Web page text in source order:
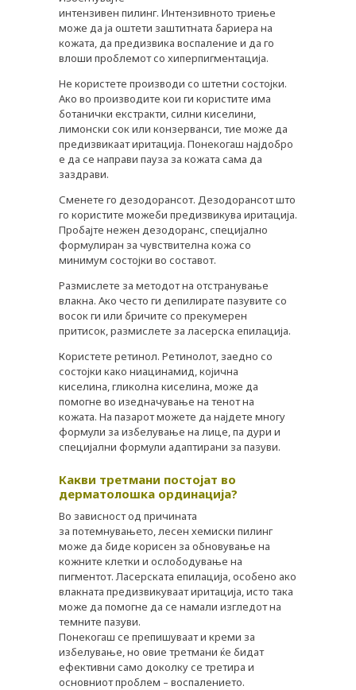
интензивен пилинг. Интензивното триење
може да ја оштети заштитната бариера на
кожата, да предизвика воспаление и да го
влоши проблемот со хиперпигментација.
Не користете производи со штетни состојки.
Ако во производите кои ги користите има
ботанички екстракти, силни киселини,
лимонски сок или конзерванси, тие може да
предизвикаат иритација. Понекогаш најдобро
е да се направи пауза за кожата сама да
заздрави.
Сменете го дезодорансот. Дезодорансот што
го користите можеби предизвикува иритација.
Пробајте нежен дезодоранс, специјално
формулиран за чувствителна кожа со
минимум состојки во составот.
Размислете за методот на отстранување
влакна. Ако често ги депилирате пазувите со
восок ги или бричите со прекумерен
притисок, размислете за ласерска епилација.
Користете ретинол. Ретинолот, заедно со
состојки како ниацинамид, којична
киселина, гликолна киселина, може да
помогне во изедначување на тенот на
кожата. На пазарот можете да најдете многу
формули за избелување на лице, па дури и
специјални формули адаптирани за пазуви.
Какви третмани постојат во
дерматолошка ординација?
Во зависност од причината
за потемнувањето, лесен хемиски пилинг
може да биде корисен за обновување на
кожните клетки и ослободување на
пигментот. Ласерската епилација, особено ако
влакната предизвикуваат иритација, исто така
може да помогне да се намали изгледот на
темните пазуви.
Понекогаш се препишуваат и креми за
избелување, но овие третмани ќе бидат
ефективни само доколку се третира и
основниот проблем – воспалението.